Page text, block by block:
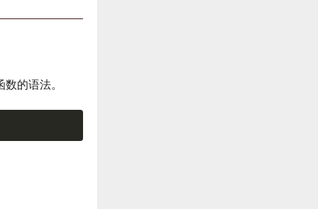
的语法。